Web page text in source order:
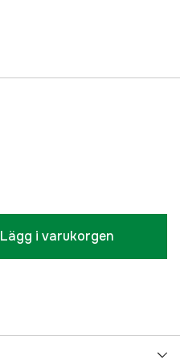
Lägg i varukorgen